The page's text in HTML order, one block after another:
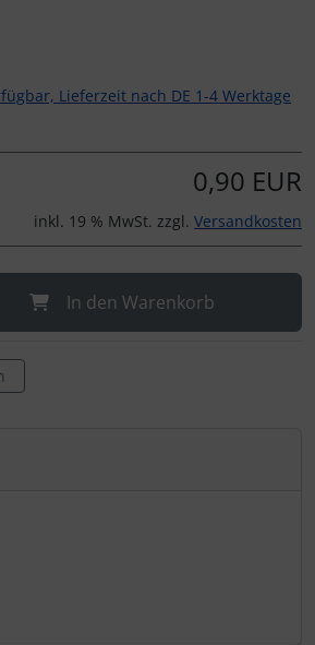
Lieferzeit nach DE 1-4 Werktage
0,90 EUR
inkl. 19 % MwSt. zzgl. Versandkosten
In den Warenkorb